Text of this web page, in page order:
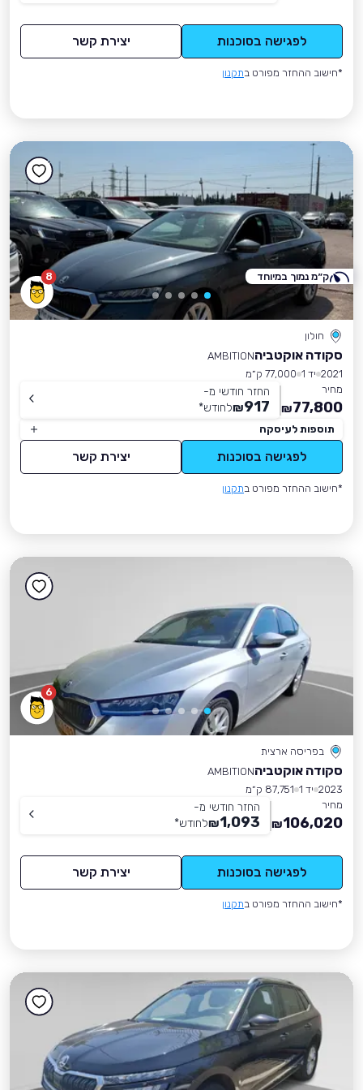
לפגישה בסוכנות יצירת קשר
*חישוב ההחזר מפורט בתקנון
8
חולון
סקודה אוקטביהAMBITION
2021 יד 1
77,000 ק״מ
מחיר
77,800
₪
החזר חודשי מ-
917
₪לחודש*
תוספות לעיסקה
לפגישה בסוכנות יצירת קשר
*חישוב ההחזר מפורט בתקנון
ק״מ נמוך במיוחד
6
בפריסה ארצית
סקודה אוקטביהAMBITION
2023 יד 1
87,751 ק״מ
מחיר
106,020
₪
החזר חודשי מ-
1,093
₪לחודש*
לפגישה בסוכנות יצירת קשר
*חישוב ההחזר מפורט בתקנון